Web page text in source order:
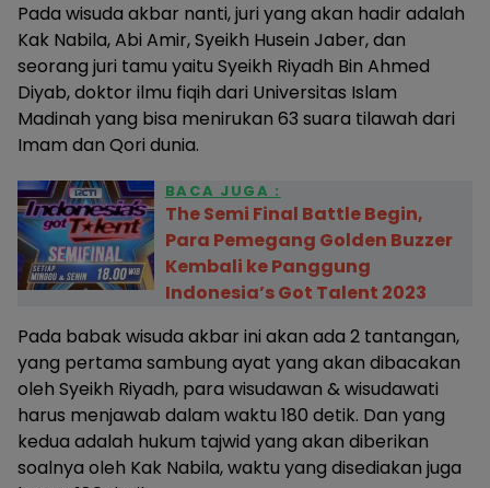
Pada wisuda akbar nanti, juri yang akan hadir adalah
Kak Nabila, Abi Amir, Syeikh Husein Jaber, dan
seorang juri tamu yaitu Syeikh Riyadh Bin Ahmed
Diyab, doktor ilmu fiqih dari Universitas Islam
Madinah yang bisa menirukan 63 suara tilawah dari
Imam dan Qori dunia.
BACA JUGA :
The Semi Final Battle Begin,
Para Pemegang Golden Buzzer
Kembali ke Panggung
Indonesia’s Got Talent 2023
Pada babak wisuda akbar ini akan ada 2 tantangan,
yang pertama sambung ayat yang akan dibacakan
oleh Syeikh Riyadh, para wisudawan & wisudawati
harus menjawab dalam waktu 180 detik. Dan yang
kedua adalah hukum tajwid yang akan diberikan
soalnya oleh Kak Nabila, waktu yang disediakan juga